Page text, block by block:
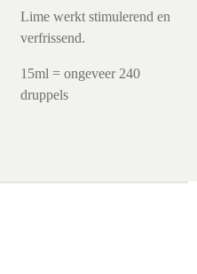
Lime werkt stimulerend en
verfrissend.
15ml = ongeveer 240
druppels